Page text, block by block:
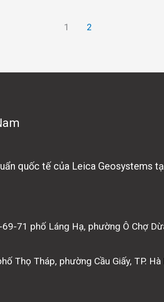
1 2
quốc tế của Leica Geosystems
71 phố Láng Hạ, phường Ô Chợ
Thọ Tháp, phường Cầu Giấy, TP. Hà